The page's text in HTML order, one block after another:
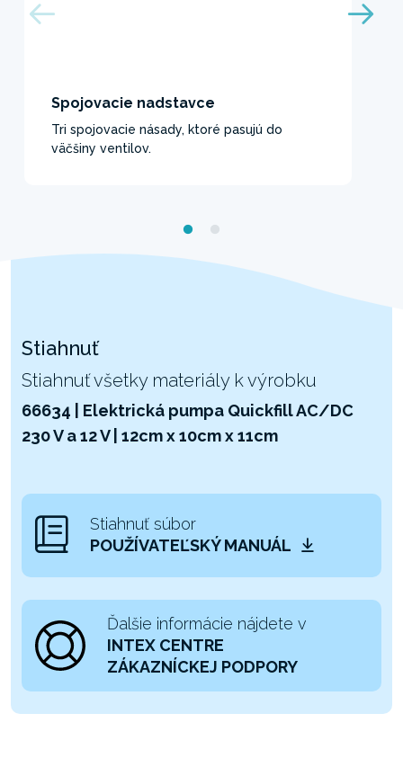
Spojovacie nadstavce
Tri spojovacie násady, ktoré pasujú do
väčšiny ventilov.
Stiahnuť
Stiahnuť všetky materiály k výrobku
66634 | Elektrická pumpa Quickfill AC/DC
230 V a 12 V | 12cm x 10cm x 11cm
Stiahnuť súbor
POUŽÍVATEĽSKÝ MANUÁL
Ďalšie informácie nájdete v
INTEX CENTRE
ZÁKAZNÍCKEJ PODPORY